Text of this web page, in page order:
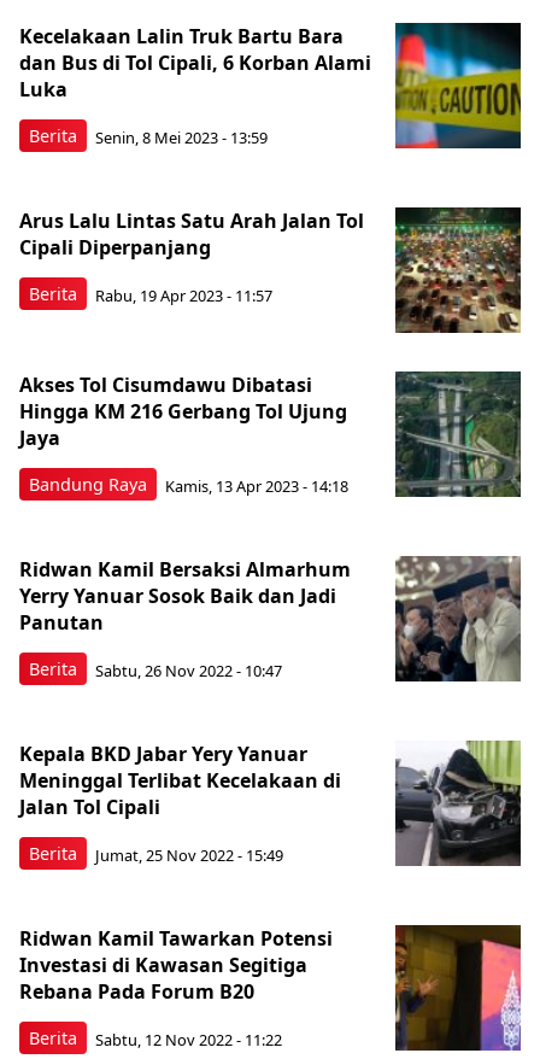
Berita
Kecelakaan Lalin Truk Bartu Bara
dan Bus di Tol Cipali, 6 Korban Alami
Luka
Senin, 8 Mei 2023 - 13:59
Berita
Arus Lalu Lintas Satu Arah Jalan Tol
Cipali Diperpanjang
Rabu, 19 Apr 2023 - 11:57
Bandung Raya
Akses Tol Cisumdawu Dibatasi
Hingga KM 216 Gerbang Tol Ujung
Jaya
Kamis, 13 Apr 2023 - 14:18
Berita
Ridwan Kamil Bersaksi Almarhum
Yerry Yanuar Sosok Baik dan Jadi
Panutan
Sabtu, 26 Nov 2022 - 10:47
Berita
Kepala BKD Jabar Yery Yanuar
Meninggal Terlibat Kecelakaan di
Jalan Tol Cipali
Jumat, 25 Nov 2022 - 15:49
Berita
Ridwan Kamil Tawarkan Potensi
Investasi di Kawasan Segitiga
Rebana Pada Forum B20
Sabtu, 12 Nov 2022 - 11:22